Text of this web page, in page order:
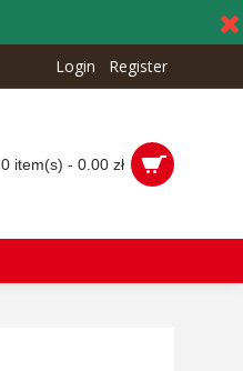
Login Register
0 item(s) - 0.00 zł